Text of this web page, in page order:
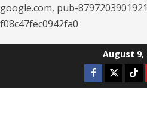
google.com, pub-
f08c47fec0942fa0
August 9,
Facebook
Twitter